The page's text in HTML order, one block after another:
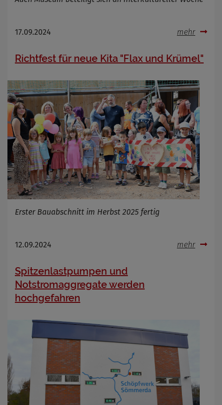
17.09.2024 mehr
Richtfest für neue Kita "Flax und Krümel"
Erster Bauabschnitt im Herbst 2025 fertig
12.09.2024 mehr
Spitzenlastpumpen und
Notstromaggregate werden
hochgefahren